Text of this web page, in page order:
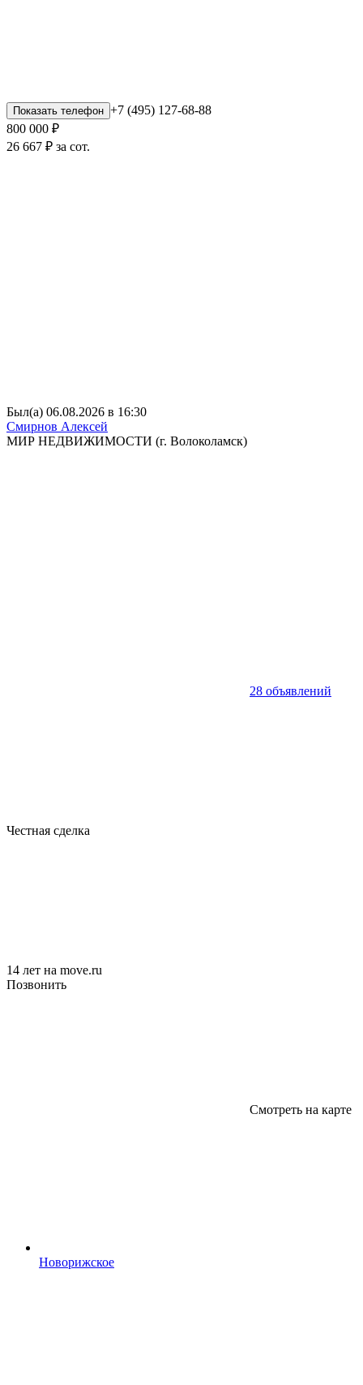
Показать телефон +7 (495) 127-68-88
800 000 ₽
26 667 ₽ за сот.
Был(а) 06.08.2026 в 16:30
Смирнов Алексей
МИР НЕДВИЖИМОСТИ (г. Волоколамск)
28 объявлений
Честная сделка
14 лет на move.ru
Позвонить
Смотреть на карте
Новорижское